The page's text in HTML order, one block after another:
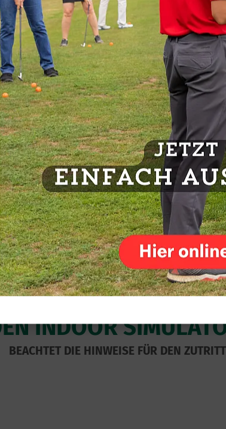
WEBSITE DER
Weitere Infos &
INDOOR
BEACHTET DIE HINWEISE FÜR DEN